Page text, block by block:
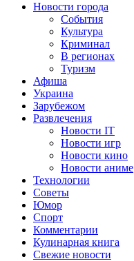
Новости города
События
Культура
Криминал
В регионах
Туризм
Афиша
Украина
Зарубежом
Развлечения
Новости IT
Новости игр
Новости кино
Новости аниме
Технологии
Советы
Юмор
Спорт
Комментарии
Кулинарная книга
Свежие новости